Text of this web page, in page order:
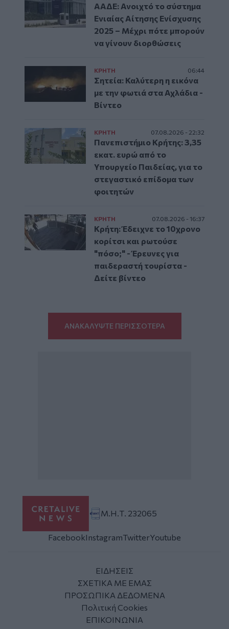
ΑΑΔΕ: Ανοιχτό το σύστημα
Ενιαίας Αίτησης Ενίσχυσης
2025 – Μέχρι πότε μπορούν
να γίνουν διορθώσεις
ΚΡΗΤΗ 06:44
Σητεία: Καλύτερη η εικόνα
με την φωτιά στα Αχλάδια -
Βίντεο
ΚΡΗΤΗ 07.08.2026 - 22:32
Πανεπιστήμιο Κρήτης: 3,35
εκατ. ευρώ από το
Υπουργείο Παιδείας, για το
στεγαστικό επίδομα των
φοιτητών
ΚΡΗΤΗ 07.08.2026 - 16:37
Κρήτη: Έδειχνε το 10χρονο
κορίτσι και ρωτούσε
"πόσο;" - Έρευνες για
παιδεραστή τουρίστα -
Δείτε βίντεο
ΑΝΑΚΑΛΥΨΤΕ ΠΕΡΙΣΣΟΤΕΡΑ
Μ.Η.Τ. 232065
FacebookInstagramTwitterYoutube
ΕΙΔΗΣΕΙΣ
ΣΧΕΤΙΚΑ ΜΕ ΕΜΑΣ
ΠΡΟΣΩΠΙΚΑ ΔΕΔΟΜΕΝΑ
Πολιτική Cookies
ΕΠΙΚΟΙΝΩΝΙΑ